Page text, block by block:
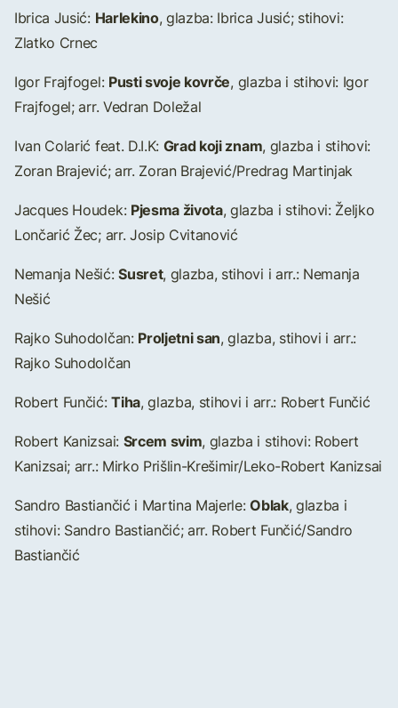
Ibrica Jusić: Harlekino, glazba: Ibrica Jusić; stihovi:
Zlatko Crnec
Igor Frajfogel: Pusti svoje kovrče, glazba i stihovi: Igor
Frajfogel; arr. Vedran Doležal
Ivan Colarić feat. D.I.K: Grad koji znam, glazba i stihovi:
Zoran Brajević; arr. Zoran Brajević/Predrag Martinjak
Jacques Houdek: Pjesma života, glazba i stihovi: Željko
Lončarić Žec; arr. Josip Cvitanović
Nemanja Nešić:Susret, glazba, stihovi i arr.: Nemanja
Nešić
Rajko Suhodolčan: Proljetni san, glazba, stihovi i arr.:
Rajko Suhodolčan
Robert Funčić:Tiha, glazba, stihovi i arr.: Robert Funčić
Robert Kanizsai: Srcem svim, glazba i stihovi: Robert
Kanizsai; arr.: Mirko Prišlin-Krešimir/Leko-Robert Kanizsai
Sandro Bastiančić i Martina Majerle:Oblak, glazba i
stihovi: Sandro Bastiančić; arr. Robert Funčić/Sandro
Bastiančić